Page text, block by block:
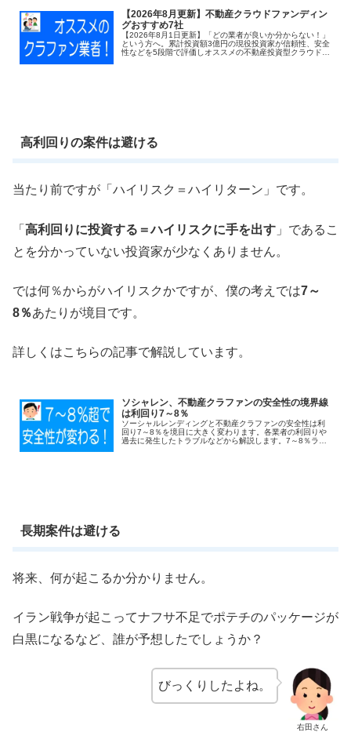
【2026年8月更新】不動産クラウドファンディン
グおすすめ7社
【2026年8月1日更新】「どの業者が良いか分からない！」
という方へ。累計投資額3億円の現役投資家が信頼性、安全
性などを5段階で評価しオススメの不動産投資型クラウドフ
高利回りの案件は避ける
当たり前ですが「ハイリスク＝ハイリターン」です。
「 高利回りに投資する＝ハイリスクに手を出す 」であるこ
とを分かっていない投資家が少なくありません。
では何％からがハイリスクかですが、僕の考えでは7～
8％あたりが境目です。
詳しくはこちらの記事で解説しています。
ソシャレン、不動産クラファンの安全性の境界線
は利回り7～8％
ソーシャルレンディングと不動産クラファンの安全性は利
回り7～8％を境目に大きく変わります。各業者の利回りや
過去に発生したトラブルなどから解説します。7～8％ライ
長期案件は避ける
将来、何が起こるか分かりません。
イラン戦争が起こってナフサ不足でポテチのパッケージが
白黒になるなど、誰が予想したでしょうか？
右田さん
びっくりしたよね。